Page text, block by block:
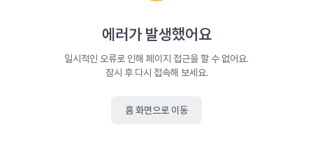
에러가 발생했어요
일시적인 오류로 인해 페이지 접근을 할 수 없어요.
잠시 후 다시 접속해 보세요.
홈 화면으로 이동